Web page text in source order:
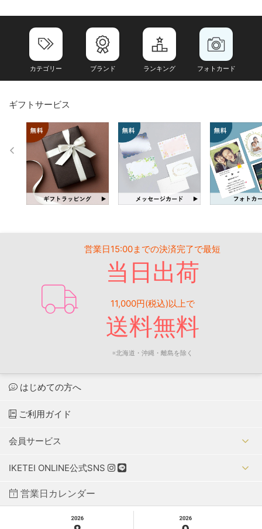
カテゴリー ブランド ランキング フォトカード
ギフトサービス
営業日15:00までの決済完了で最短
当日出荷
11,000円(税込)以上で
送料無料
※北海道・沖縄・離島を除く
はじめての方へ
ご利用ガイド
会員サービス
IKETEI ONLINE公式SNS
営業日カレンダー